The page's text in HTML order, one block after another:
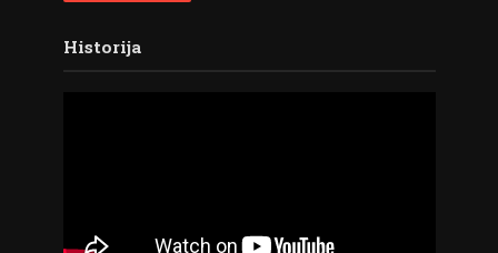
Historija